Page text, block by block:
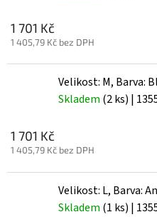
1 701 Kč
1 405,79 Kč bez DPH
Velikost: M, Barva:
Skladem (2 ks) |
1 701 Kč
1 405,79 Kč bez DPH
Velikost: L, Barva:
Skladem (1 ks) |